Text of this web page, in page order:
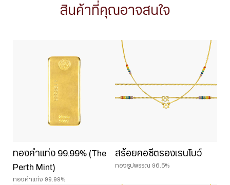
สินค้าที่คุณอาจสนใจ
ทองคำแท่ง 99.99% (The
Perth Mint)
ทองคำแท่ง 99.99%
สร้อยคอซีตรองเรนโบว์
ทองรูปพรรณ 96.5%